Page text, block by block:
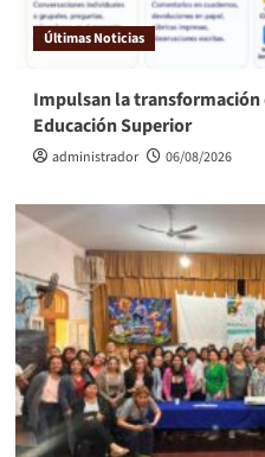
Últimas Noticias
Impulsan la
Educación Superior
administrador 06/08/2026